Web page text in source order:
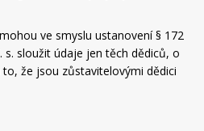
ve smyslu ustanovení § 172
s. sloužit údaje jen těch dědiců, o
že jsou zůstavitelovými dědici